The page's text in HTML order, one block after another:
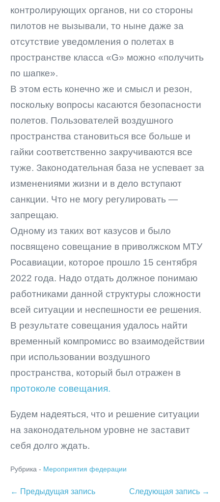
контролирующих органов, ни со стороны
пилотов не вызывали, то ныне даже за
отсутствие уведомления о полетах в
пространстве класса «G» можно «получить
по шапке».
В этом есть конечно же и смысл и резон,
поскольку вопросы касаются безопасности
полетов. Пользователей воздушного
пространства становиться все больше и
гайки соответственно закручиваются все
туже. Законодательная база не успевает за
изменениями жизни и в дело вступают
санкции. Что не могу регулировать —
запрещаю.
Одному из таких вот казусов и было
посвящено совещание в приволжском МТУ
Росавиации, которое прошло 15 сентября
2022 года. Надо отдать должное понимаю
работниками данной структуры сложности
всей ситуации и неспешности ее решения.
В результате совещания удалось найти
временный компромисс во взаимодействии
при использовании воздушного
пространства, который был отражен в
протоколе совещания.
Будем надеяться, что и решение ситуации
на законодательном уровне не заставит
себя долго ждать.
Рубрика - Мероприятия федерации
Навигация
← Предыдущая запись Следующая запись →